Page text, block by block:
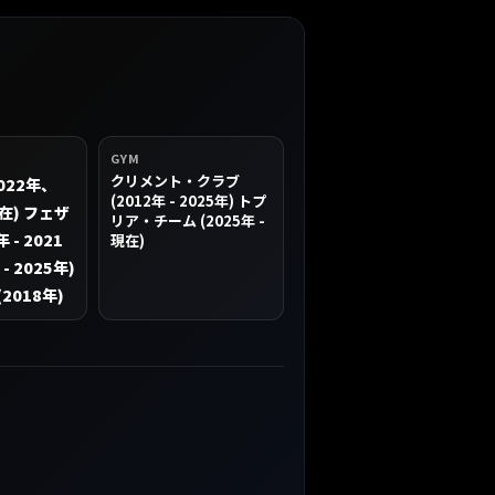
年、
) フェザ
- 2021
2025年)
年)
GYM
クリメント・クラブ
(2012年 - 2025年) トプ
リア・チーム (2025年 -
現在)